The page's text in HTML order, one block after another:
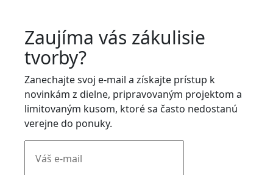
Zaujíma vás zákulisie
tvorby?
Zanechajte svoj e-mail a získajte prístup k
novinkám z dielne, pripravovaným projektom a
limitovaným kusom, ktoré sa často nedostanú
verejne do ponuky.